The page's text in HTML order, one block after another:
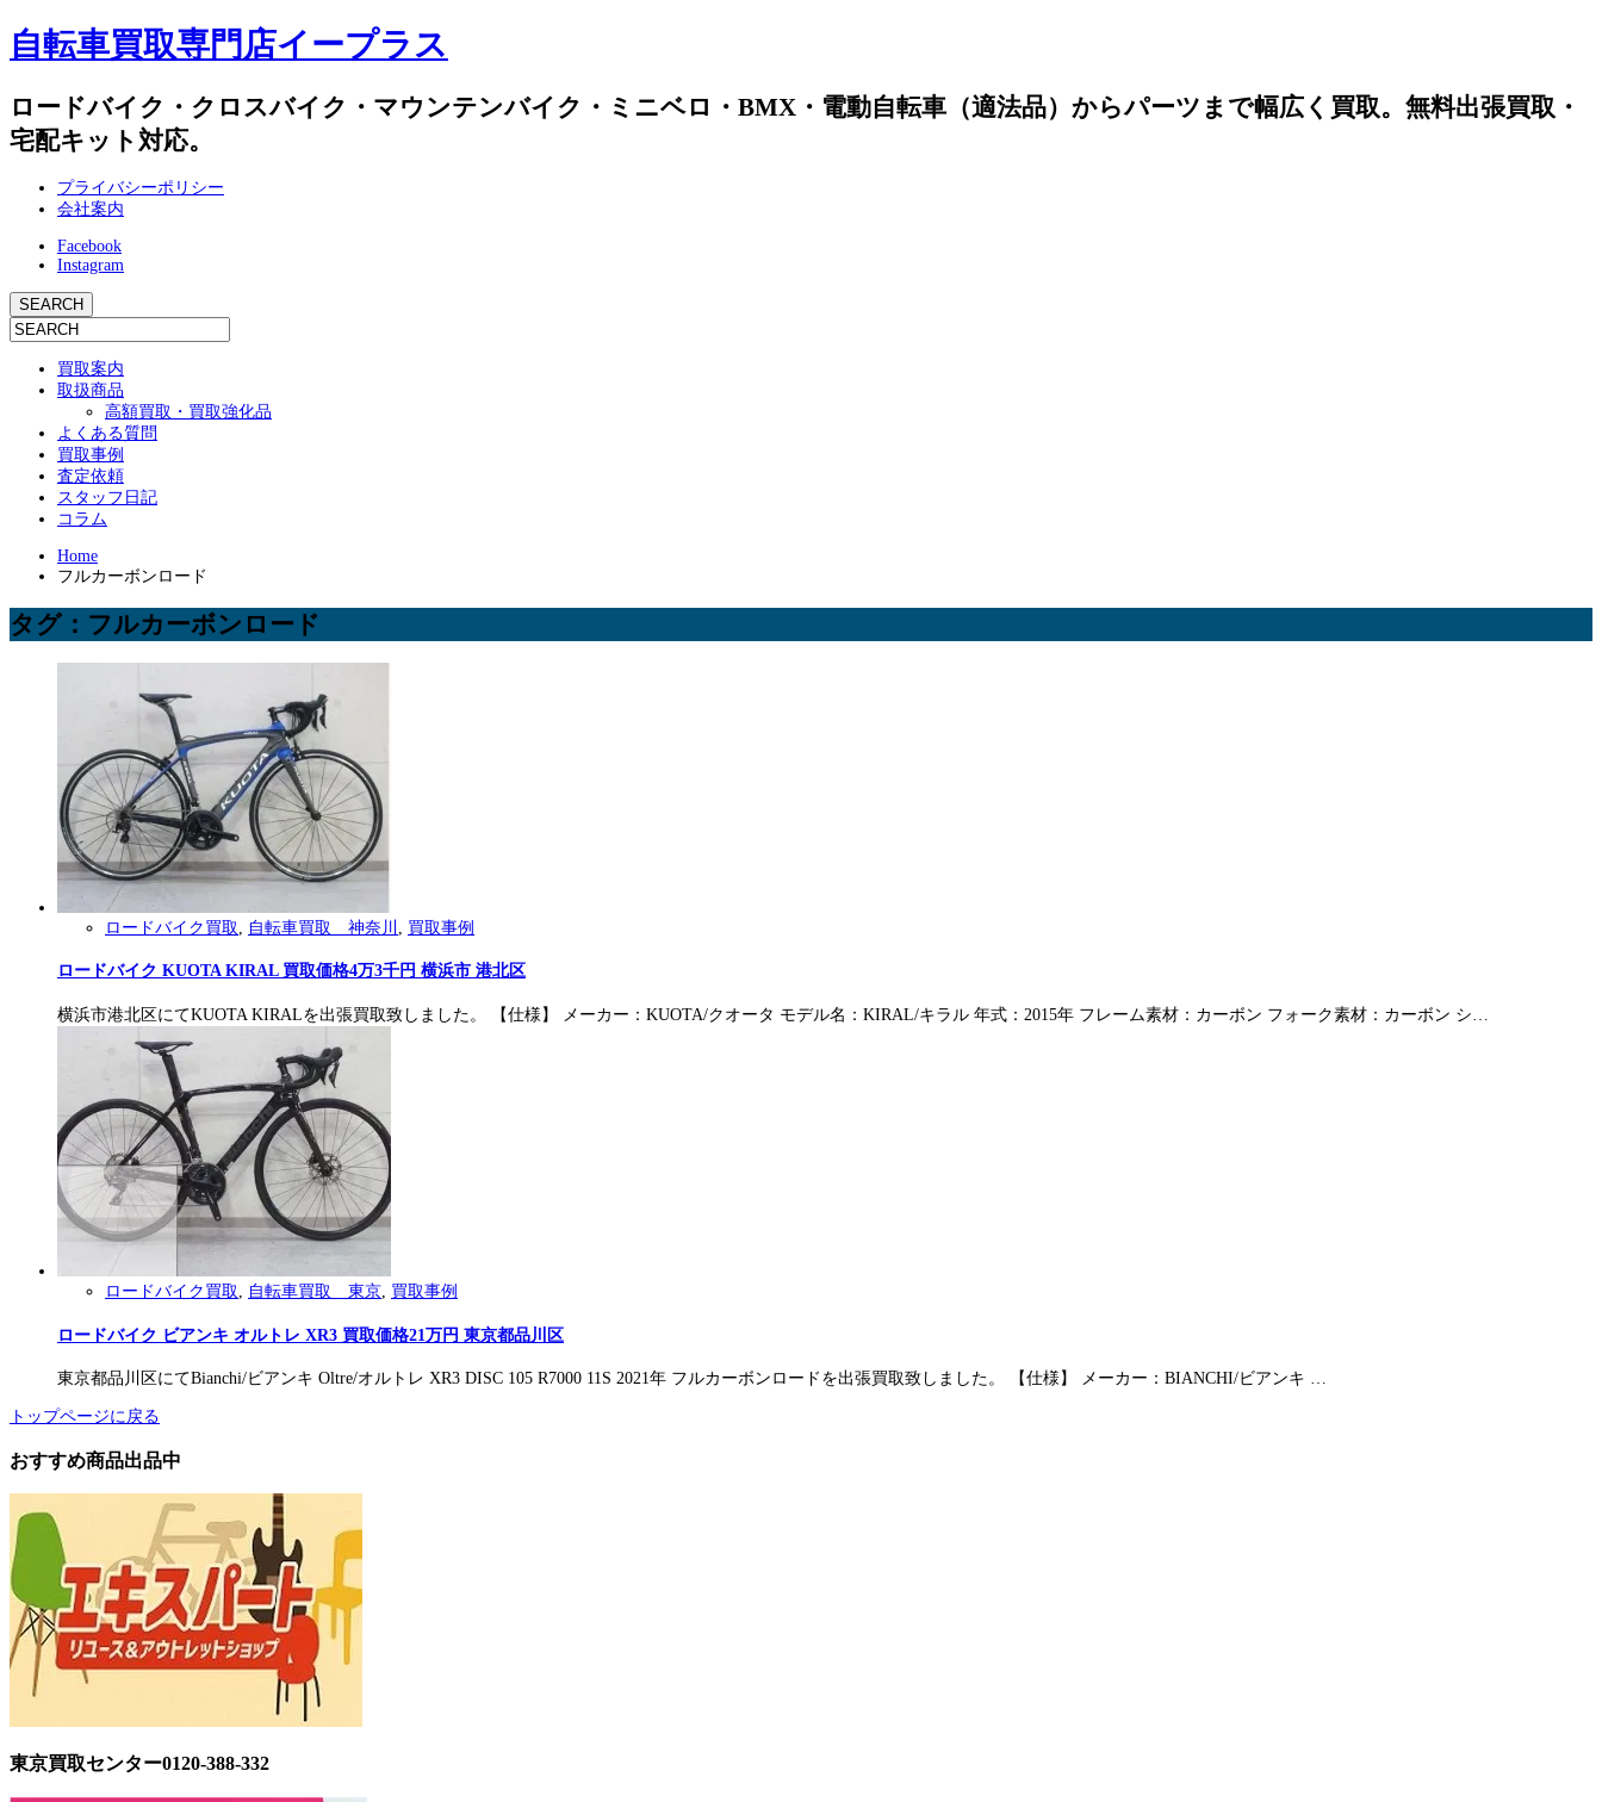
自転車買取専門店イープラス
ロードバイク・クロスバイク・マウンテンバイク・ミニベロ・BMX・電動自転車（適法品）からパーツまで幅広く買取。無料出張買取・
宅配キット対応。
プライバシーポリシー
会社案内
Facebook
Instagram
買取案内
取扱商品
高額買取・買取強化品
よくある質問
買取事例
査定依頼
スタッフ日記
コラム
Home
フルカーボンロード
タグ：フルカーボンロード
ロードバイク買取 自転車買取 神奈川 買取事例
ロードバイク KUOTA KIRAL 買取価格4万3千円 横浜市 港北区
横浜市港北区にてKUOTA KIRALを出張買取致しました。 【仕様】 メーカー：KUOTA/クオータ モデル名：KIRAL/キラル 年式：2015年 フレーム素材：カーボン フォーク素材：カーボン シ…
ロードバイク買取 自転車買取 東京 買取事例
ロードバイク ビアンキ オルトレ XR3 買取価格21万円 東京都品川区
東京都品川区にてBianchi/ビアンキ Oltre/オルトレ XR3 DISC 105 R7000 11S 2021年 フルカーボンロードを出張買取致しました。 【仕様】 メーカー：BIANCHI/ビアンキ …
トップページに戻る
おすすめ商品出品中
東京買取センター0120-388-332